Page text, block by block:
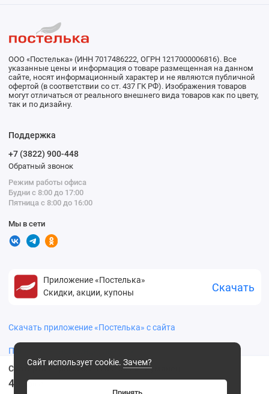
Скатерть из рогожки 120х150 см. Румянец
499 .00 ₽
Сайт использует cookie. Зачем?
ООО «Постелька» (ИНН 7017486222, ОГРН 1217000006816). Все
указанные цены и информация о товаре размещенная на данном
сайте, носят информационный характер и не являются публичной
офертой (в соответствии со ст. 437 ГК РФ). Изображения товаров
могут отличаться от реального внешнего вида товаров как по цвету,
так и по дизайну.
Поддержка
+7 (3822) 900-448
Обратный звонок
Режим работы офиса
Будни с 8:00 до 17:00
Пятница с 8:00 до 16:00
Мы в сети
Приложение «Постелька»
Скидки, акции, купоны
Скачать
Скачать приложение «Постелька» с сайта
Политика конфиденциальности